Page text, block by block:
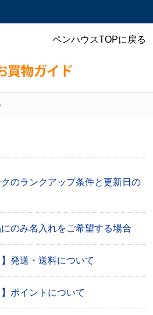
ペンハウスTOPに戻る
クのランクアップ条件と更新日の
のみ名入れをご希望する場合
発送・送料について
ポイントについて